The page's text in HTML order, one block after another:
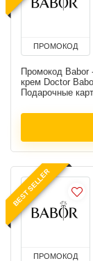
ПРОМОКОД
Промокод Babor
крем Doctor
Подарочные
BEST SELLER
ПРОМОКОД